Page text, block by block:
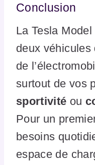
Conclusion
La Tesla
deux véhicules
de
surtout de vos
sportivité ou
Pour un
besoins
espace de